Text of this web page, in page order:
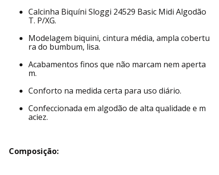
Calcinha Biquíni Sloggi 24529 Basic Midi Algodão
T. P/XG.
Modelagem biquini, cintura média, ampla cobertu
ra do bumbum, lisa.
Acabamentos finos que não marcam nem aperta
m.
Conforto na medida certa para uso diário.
Confeccionada em algodão de alta qualidade e m
aciez.
Composição: